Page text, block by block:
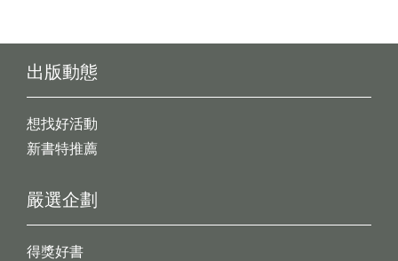
出版動態
想找好活動
新書特推薦
嚴選企劃
得獎好書